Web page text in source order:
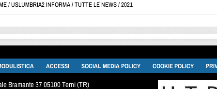
/USLUMBRIA2 INFORMA/TUTTE LE NEWS/2021
ACCESSI SOCIAL MEDIA POLICY COOKIE POLICY
Bramante 37 05100 Terni (TR)